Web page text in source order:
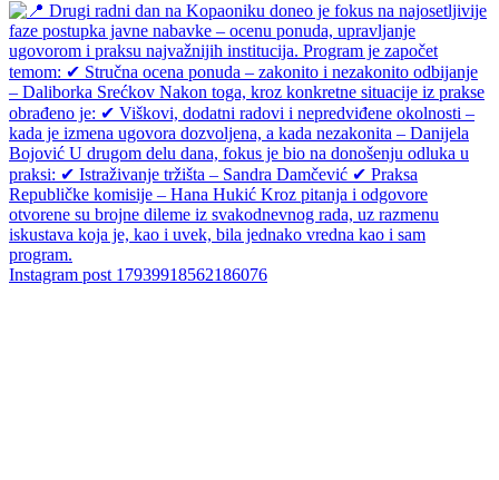
Instagram post 17939918562186076